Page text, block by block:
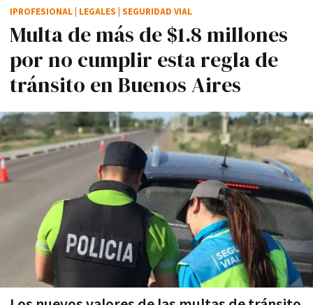
Multa de más de $1.8 millones
por no cumplir esta regla de
tránsito en Buenos Aires
IPROFESIONAL LEGALES SEGURIDAD VIAL